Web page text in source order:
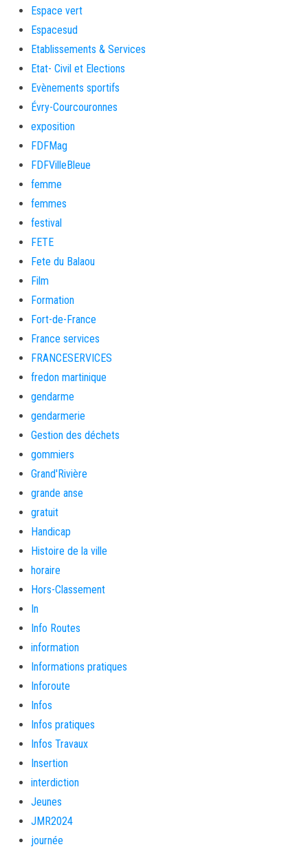
Espace vert
Espacesud
Etablissements & Services
Etat- Civil et Elections
Evènements sportifs
Évry-Courcouronnes
exposition
FDFMag
FDFVilleBleue
femme
femmes
festival
FETE
Fete du Balaou
Film
Formation
Fort-de-France
France services
FRANCESERVICES
fredon martinique
gendarme
gendarmerie
Gestion des déchets
gommiers
Grand'Rivière
grande anse
gratuit
Handicap
Histoire de la ville
horaire
Hors-Classement
In
Info Routes
information
Informations pratiques
Inforoute
Infos
Infos pratiques
Infos Travaux
Insertion
interdiction
Jeunes
JMR2024
journée